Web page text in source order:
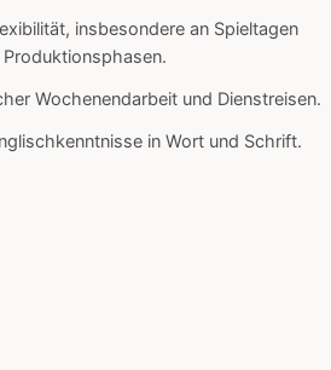
insbesondere an Spieltagen
Produktionsphasen.
Wochenendarbeit und Dienstreisen.
in Wort und Schrift.